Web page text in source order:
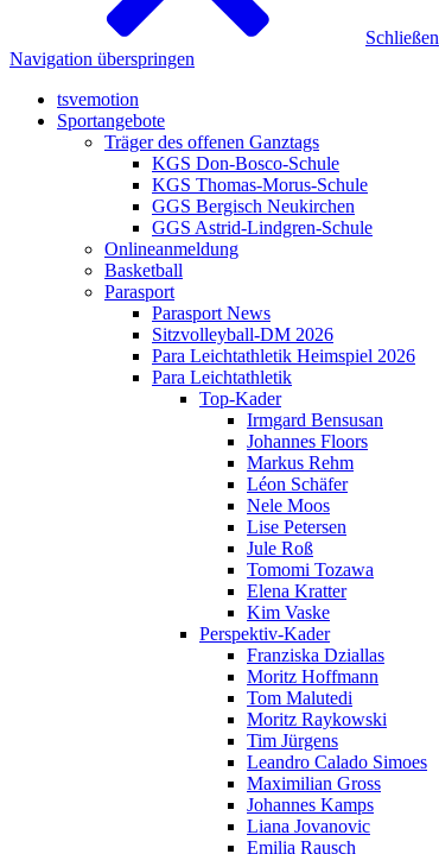
Schließen
Navigation überspringen
tsvemotion
Sportangebote
Träger des offenen Ganztags
KGS Don-Bosco-Schule
KGS Thomas-Morus-Schule
GGS Bergisch Neukirchen
GGS Astrid-Lindgren-Schule
Onlineanmeldung
Basketball
Parasport
Parasport News
Sitzvolleyball-DM 2026
Para Leichtathletik Heimspiel 2026
Para Leichtathletik
Top-Kader
Irmgard Bensusan
Johannes Floors
Markus Rehm
Léon Schäfer
Nele Moos
Lise Petersen
Jule Roß
Tomomi Tozawa
Elena Kratter
Kim Vaske
Perspektiv-Kader
Franziska Dziallas
Moritz Hoffmann
Tom Malutedi
Moritz Raykowski
Tim Jürgens
Leandro Calado Simoes
Maximilian Gross
Johannes Kamps
Liana Jovanovic
Emilia Rausch